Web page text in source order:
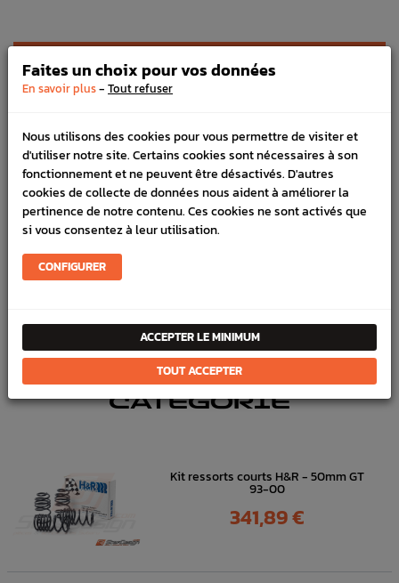
LIVRAISON
VÉHICULES COMPATIBLE
SCHÉMA CONSTRUCTEUR
Marque :SUBARU
Référence :7857
FICHE TECHNIQUE
DANSLA MÊME
CATÉGORIE
Kit ressorts courts H&R - 50mm GT
93-00
Prix
341,89 €
Faites un choix pour vos données
En savoir plus- Tout refuser
Nous utilisons des cookies pour vous permettre de visiter et
d'utiliser notre site. Certains cookies sont nécessaires à son
fonctionnement et ne peuvent être désactivés. D'autres
cookies de collecte de données nous aident à améliorer la
pertinence de notre contenu. Ces cookies ne sont activés que
si vous consentez à leur utilisation.
CONFIGURER
ACCEPTER LE MINIMUM
TOUT ACCEPTER